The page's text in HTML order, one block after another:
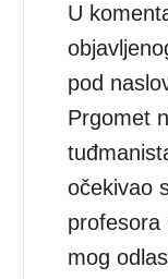
U
pod
Prgomet
očekivao
profesora
mog